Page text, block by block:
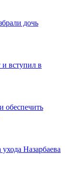
дочь
вступил в
обеспечить
Назарбаева